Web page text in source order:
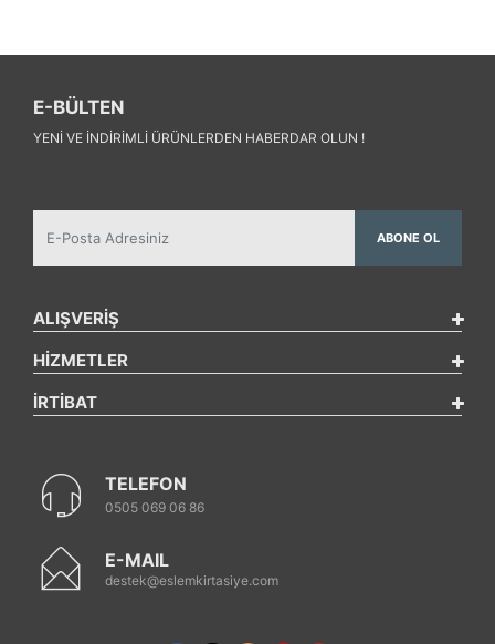
E-BÜLTEN
YENI VE INDIRIMLI ÜRÜNLERDEN HABERDAR OLUN !
ABONE OL
ALIŞVERİŞ
HİZMETLER
İRTİBAT
TELEFON
0505 069 06 86
E-MAIL
destek@eslemkirtasiye.com